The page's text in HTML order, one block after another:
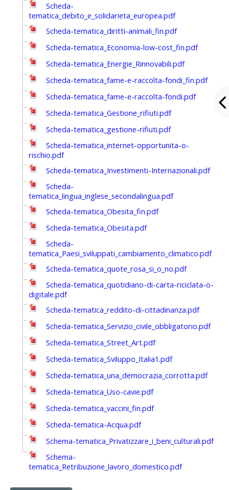
Scheda-
tematica_debito_e_solidarieta_europea.pdf
Scheda-tematica_diritti-animali_fin.pdf
Scheda-tematica_Economia-low-cost_fin.pdf
Scheda-tematica_Energie_Rinnovabili.pdf
Scheda-tematica_fame-e-raccolta-fondi_fin.pdf
Scheda-tematica_fame-e-raccolta-fondi.pdf
Scheda-tematica_Gestione_rifiuti.pdf
Scheda-tematica_gestione-rifiuti.pdf
Scheda-tematica_internet-opportunita-o-
rischio.pdf
Scheda-tematica_Investimenti-Internazionali.pdf
Scheda-
tematica_lingua_inglese_secondalingua.pdf
Scheda-tematica_Obesita_fin.pdf
Scheda-tematica_Obesita.pdf
Scheda-
tematica_Paesi_sviluppati_cambiamento_climatico.pdf
Scheda-tematica_quote_rosa_si_o_no.pdf
Scheda-tematica_quotidiano-di-carta-riciclata-o-
digitale.pdf
Scheda-tematica_reddito-di-cittadinanza.pdf
Scheda-tematica_Servizio_civile_obbligatorio.pdf
Scheda-tematica_Street_Art.pdf
Scheda-tematica_Sviluppo_Italia1.pdf
Scheda-tematica_una_democrazia_corrotta.pdf
Scheda-tematica_Uso-cavie.pdf
Scheda-tematica_vaccini_fin.pdf
Scheda-tematica-Acqua.pdf
Schema-tematica_Privatizzare_i_beni_culturali.pdf
Schema-
tematica_Retribuzione_lavoro_domestico.pdf